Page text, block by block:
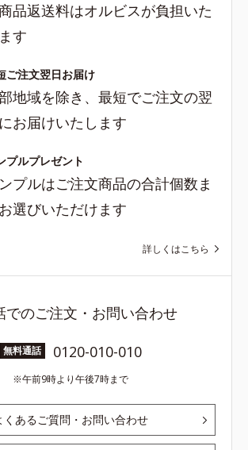
品返送料はオルビスが負担いた
す
ご注文翌日お届け
地域を除き、最短でご注文の翌
お届けいたします
プルプレゼント
プルはご注文商品の合計個数ま
選びいただけます
詳しくはこちら
でのご注文・お問い合わせ
無料通話 0120-010-010
午前9時より午後7時まで
くあるご質問・お問い合わせ